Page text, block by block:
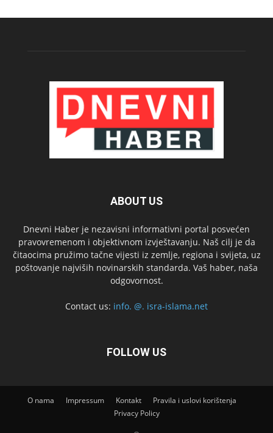
ABOUT US
Dnevni Haber je nezavisni informativni portal posvećen
pravovremenom i objektivnom izvještavanju. Naš cilj je da
čitaocima pružimo tačne vijesti iz zemlje, regiona i svijeta, uz
poštovanje najviših novinarskih standarda. Vaš haber, naša
odgovornost.
Contact us: info. @. isra-islama.net
FOLLOW US
O nama Impressum Kontakt
Pravila i uslovi korištenja
Privacy Policy